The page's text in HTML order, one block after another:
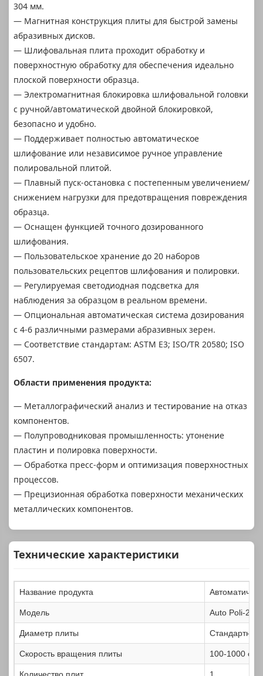
304 мм.
— Магнитная конструкция плиты для быстрой замены
абразивных дисков.
— Шлифовальная плита проходит обработку и
поверхностную обработку для обеспечения идеально
плоской поверхности образца.
— Электромагнитная блокировка шлифовальной головки
с ручной/автоматической двойной блокировкой,
безопасно и удобно.
— Поддерживает полностью автоматическое
шлифование или независимое ручное управление
полировальной плитой.
— Плавный пуск-остановка с постепенным увеличением/
снижением нагрузки для предотвращения повреждения
образца.
— Оснащен функцией точного дозированного
шлифования.
— Пользовательское хранение до 20 наборов
пользовательских рецептов шлифования и полировки.
— Регулируемая светодиодная подсветка для
наблюдения за образцом в реальном времени.
— Опциональная автоматическая система дозирования
с 4-6 различными размерами абразивных зерен.
— Соответствие стандартам: ASTM E3; ISO/TR 20580; ISO
6507.
Области применения продукта:
— Металлографический анализ и тестирование на отказ
компонентов.
— Полупроводниковая промышленность: утонение
пластин и полировка поверхности.
— Обработка пресс-форм и оптимизация поверхностных
процессов.
— Прецизионная обработка поверхности механических
металлических компонентов.
Технические характеристики
Название продукта
Модель Auto Poli-250
Диаметр плиты
Скорость вращения плиты 100-1000 об/